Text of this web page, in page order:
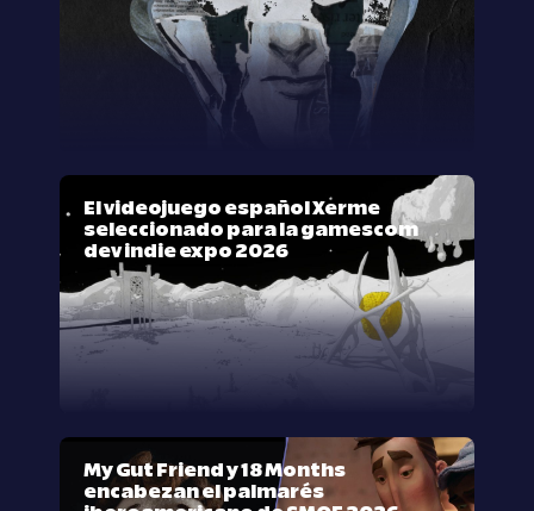
El videojuego español Xerme
seleccionado para la gamescom
dev indie expo 2026
My Gut Friend y 18 Months
encabezan el palmarés